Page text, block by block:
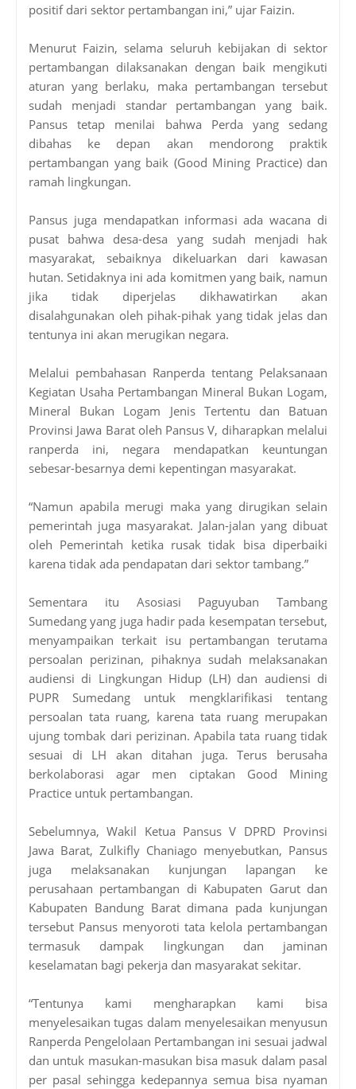
positif dari sektor pertambangan ini,” ujar Faizin.
Menurut Faizin, selama seluruh kebijakan di sektor
pertambangan dilaksanakan dengan baik mengikuti
aturan yang berlaku, maka pertambangan tersebut
sudah menjadi standar pertambangan yang baik.
Pansus tetap menilai bahwa Perda yang sedang
dibahas ke depan akan mendorong praktik
pertambangan yang baik (Good Mining Practice) dan
ramah lingkungan.
Pansus juga mendapatkan informasi ada wacana di
pusat bahwa desa-desa yang sudah menjadi hak
masyarakat, sebaiknya dikeluarkan dari kawasan
hutan. Setidaknya ini ada komitmen yang baik, namun
jika tidak diperjelas dikhawatirkan akan
disalahgunakan oleh pihak-pihak yang tidak jelas dan
tentunya ini akan merugikan negara.
Melalui pembahasan Ranperda tentang Pelaksanaan
Kegiatan Usaha Pertambangan Mineral Bukan Logam,
Mineral Bukan Logam Jenis Tertentu dan Batuan
Provinsi Jawa Barat oleh Pansus V, diharapkan melalui
ranperda ini, negara mendapatkan keuntungan
sebesar-besarnya demi kepentingan masyarakat.
“Namun apabila merugi maka yang dirugikan selain
pemerintah juga masyarakat. Jalan-jalan yang dibuat
oleh Pemerintah ketika rusak tidak bisa diperbaiki
karena tidak ada pendapatan dari sektor tambang.”
Sementara itu Asosiasi Paguyuban Tambang
Sumedang yang juga hadir pada kesempatan tersebut,
menyampaikan terkait isu pertambangan terutama
persoalan perizinan, pihaknya sudah melaksanakan
audiensi di Lingkungan Hidup (LH) dan audiensi di
PUPR Sumedang untuk mengklarifikasi tentang
persoalan tata ruang, karena tata ruang merupakan
ujung tombak dari perizinan. Apabila tata ruang tidak
sesuai di LH akan ditahan juga. Terus berusaha
berkolaborasi agar men ciptakan Good Mining
Practice untuk pertambangan.
Sebelumnya, Wakil Ketua Pansus V DPRD Provinsi
Jawa Barat, Zulkifly Chaniago menyebutkan, Pansus
juga melaksanakan kunjungan lapangan ke
perusahaan pertambangan di Kabupaten Garut dan
Kabupaten Bandung Barat dimana pada kunjungan
tersebut Pansus menyoroti tata kelola pertambangan
termasuk dampak lingkungan dan jaminan
keselamatan bagi pekerja dan masyarakat sekitar.
“Tentunya kami mengharapkan kami bisa
menyelesaikan tugas dalam menyelesaikan menyusun
Ranperda Pengelolaan Pertambangan ini sesuai jadwal
dan untuk masukan-masukan bisa masuk dalam pasal
per pasal sehingga kedepannya semua bisa nyaman